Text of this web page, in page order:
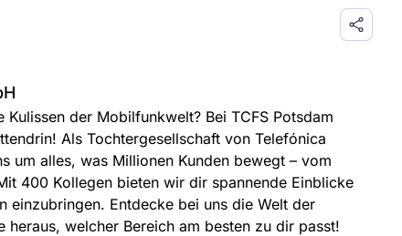
der Mobilfunkwelt? Bei TCFS Potsdam
Als Tochtergesellschaft von Telefónica
um alles, was Millionen Kunden bewegt – vom
400 Kollegen bieten wir dir spannende Einblicke
einzubringen. Entdecke bei uns die Welt der
heraus, welcher Bereich am besten zu dir passt!